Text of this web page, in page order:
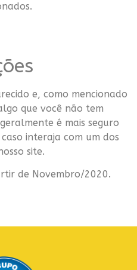
e, como mencionado
que você não tem
é mais seguro
interaja com um dos
site.
de Novembro/2020.